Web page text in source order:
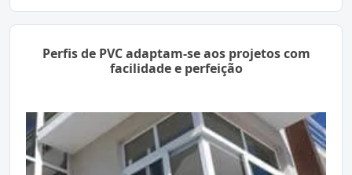
Perfis de PVC adaptam-se aos projetos com
facilidade e perfeição